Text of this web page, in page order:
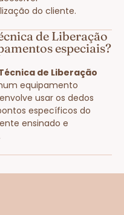
do cliente.
de Liberação
especiais?
de Liberação
equipamento
usar os dedos
específicos do
ensinado e